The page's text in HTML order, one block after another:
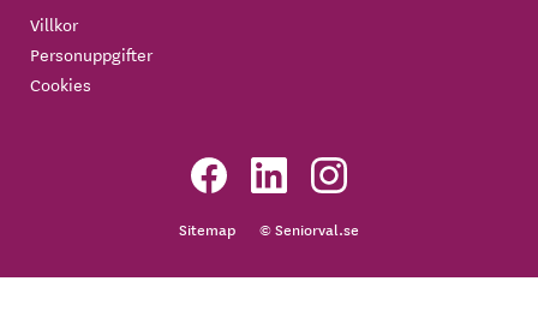
Villkor
Personuppgifter
Cookies
Sitemap © Seniorval.se